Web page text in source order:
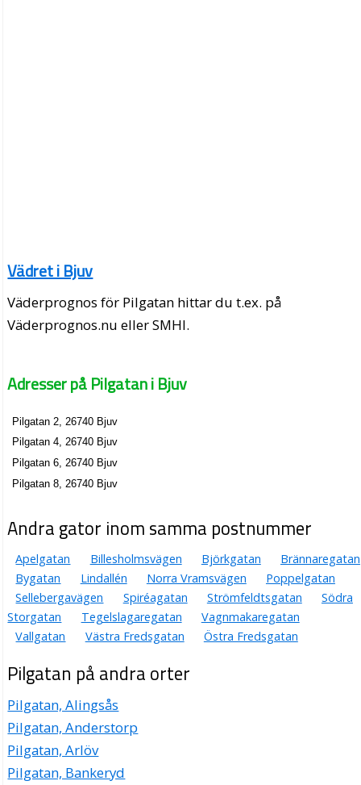
Vädret i Bjuv
Väderprognos för Pilgatan hittar du t.ex. på
Väderprognos.nu eller SMHI.
Adresser på Pilgatan i Bjuv
Pilgatan 2, 26740 Bjuv
Pilgatan 4, 26740 Bjuv
Pilgatan 6, 26740 Bjuv
Pilgatan 8, 26740 Bjuv
Andra gator inom samma postnummer
Apelgatan Billesholmsvägen Björkgatan
Brännaregatan
Bygatan
Lindallén Norra Vramsvägen
Poppelgatan
Sellebergavägen
Spiréagatan Strömfeldtsgatan
Södra
Storgatan
Tegelslagaregatan
Vagnmakaregatan
Vallgatan
Västra Fredsgatan Östra Fredsgatan
Pilgatan på andra orter
Pilgatan, Alingsås
Pilgatan, Anderstorp
Pilgatan, Arlöv
Pilgatan, Bankeryd